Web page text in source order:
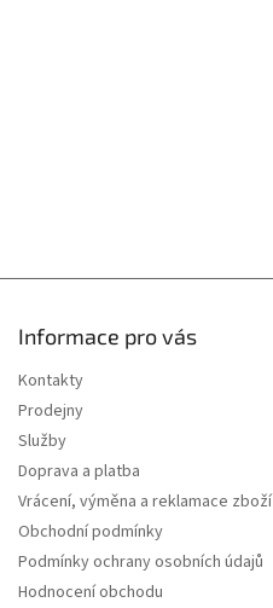
Informace pro vás
Kontakty
Prodejny
Služby
Doprava a platba
Vrácení, výměna a reklamace zboží
Obchodní podmínky
Podmínky ochrany osobních údajů
Hodnocení obchodu